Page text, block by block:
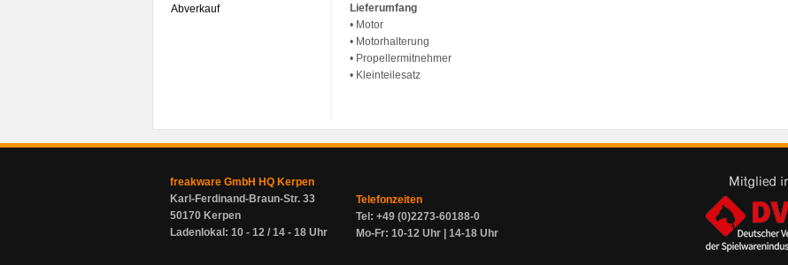
Abverkauf
Lieferumfang
• Motor
• Motorhalterung
• Propellermitnehmer
• Kleinteilesatz
freakware GmbH HQ Kerpen
Karl-Ferdinand-Braun-Str. 33
50170 Kerpen
Ladenlokal: 10 - 12 / 14 - 18 Uhr
Telefonzeiten
Tel: +49 (0)2273-60188-0
Mo-Fr: 10-12 Uhr | 14-18 Uhr